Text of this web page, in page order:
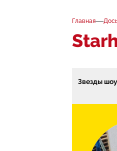
Главная—
Звезды